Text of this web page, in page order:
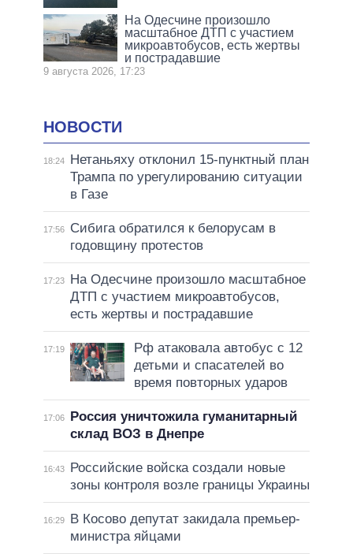
На Одесчине произошло
масштабное ДТП с участием
микроавтобусов, есть жертвы
и пострадавшие
9 августа 2026, 17:23
НОВОСТИ
18:24
Нетаньяху отклонил 15-пунктный план
Трампа по урегулированию ситуации
в Газе
17:56
Сибига обратился к белорусам в
годовщину протестов
17:23
На Одесчине произошло масштабное
ДТП с участием микроавтобусов,
есть жертвы и пострадавшие
17:19
Рф атаковала автобус с 12
детьми и спасателей во
время повторных ударов
17:06
Россия уничтожила гуманитарный
склад ВОЗ в Днепре
16:43
Российские войска создали новые
зоны контроля возле границы Украины
16:29
В Косово депутат закидала премьер-
министра яйцами